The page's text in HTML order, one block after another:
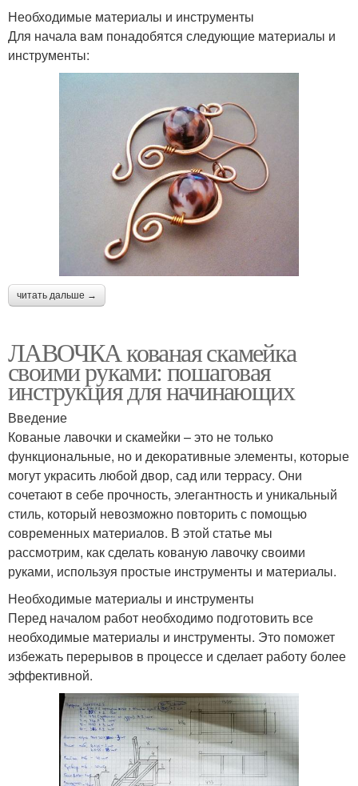
Необходимые материалы и инструменты
Для начала вам понадобятся следующие материалы и
инструменты:
читать дальше →
ЛАВОЧКА кованая скамейка
своими руками: пошаговая
инструкция для начинающих
Введение
Кованые лавочки и скамейки – это не только
функциональные, но и декоративные элементы, которые
могут украсить любой двор, сад или террасу. Они
сочетают в себе прочность, элегантность и уникальный
стиль, который невозможно повторить с помощью
современных материалов. В этой статье мы
рассмотрим, как сделать кованую лавочку своими
руками, используя простые инструменты и материалы.
Необходимые материалы и инструменты
Перед началом работ необходимо подготовить все
необходимые материалы и инструменты. Это поможет
избежать перерывов в процессе и сделает работу более
эффективной.